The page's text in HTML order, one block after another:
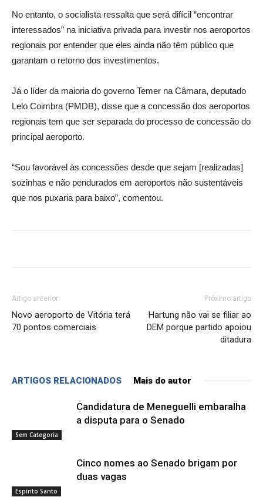
No entanto, o socialista ressalta que será difícil “encontrar
interessados” na iniciativa privada para investir nos aeroportos
regionais por entender que eles ainda não têm público que
garantam o retorno dos investimentos.
Já o líder da maioria do governo Temer na Câmara, deputado
Lelo Coimbra (PMDB), disse que a concessão dos aeroportos
regionais tem que ser separada do processo de concessão do
principal aeroporto.
“Sou favorável às concessões desde que sejam [realizadas]
sozinhas e não pendurados em aeroportos não sustentáveis
que nos puxaria para baixo”, comentou.
Artigo anterior
Novo aeroporto de Vitória terá
70 pontos comerciais
Próximo artigo
Hartung não vai se filiar ao
DEM porque partido apoiou
ditadura
ARTIGOS RELACIONADOS Mais do autor
Sem Categoria
Candidatura de Meneguelli embaralha
a disputa para o Senado
Espírito Santo
Cinco nomes ao Senado brigam por
duas vagas